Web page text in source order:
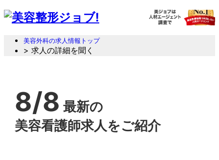
美容外科の求人情報トップ
> 求人の詳細を聞く
8/8 最新の
美容看護師求人をご紹介